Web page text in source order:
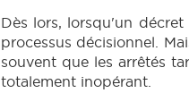
Dès lors, lorsqu'un
processus décisionnel.
souvent que les arrêtés
totalement inopérant.